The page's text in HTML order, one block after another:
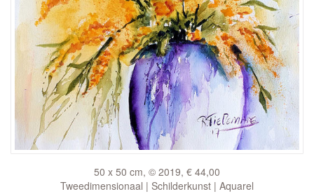
50 x 50 cm, © 2019, € 44,00
Tweedimensionaal | Schilderkunst | Aquarel